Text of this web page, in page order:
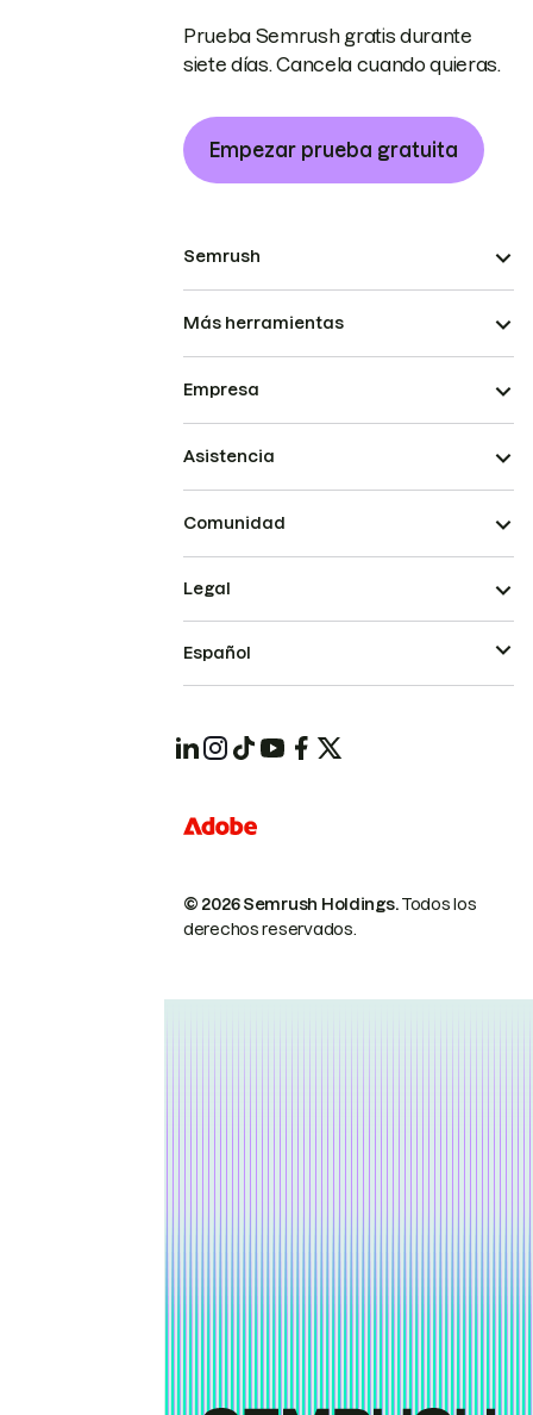
Prueba Semrush gratis durante
siete días. Cancela cuando quieras.
Empezar prueba gratuita
Semrush
Más herramientas
Empresa
Asistencia
Comunidad
© 2026 Semrush Holdings.Todos los
derechos reservados.
Legal
Español